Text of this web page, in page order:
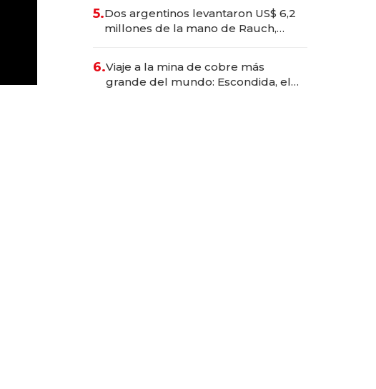
transformadoras
5.Dos argentinos levantaron US$ 6,2
millones de la mano de Rauch,
6.Viaje a la mina de cobre más
grande del mundo: Escondida, el